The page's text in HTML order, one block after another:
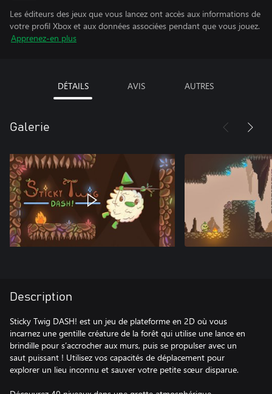
Les éditeurs des jeux que vous lancez ont accès aux informations de
votre profil Xbox et aux données associées pendant que vous jouez.
Apprenez-en plus
DÉTAILS AVIS AUTRES
Galerie
Description
Sticky Twig DASH! est un jeu de plateforme en 2D où vous
incarnez une gentille créature de la forêt qui utilise une lance en
brindille pour s’accrocher aux murs, puis se propulser avec un
saut puissant ! Utilisez vos capacités de déplacement pour
explorer un lieu inconnu et sauver votre petite sœur disparue.